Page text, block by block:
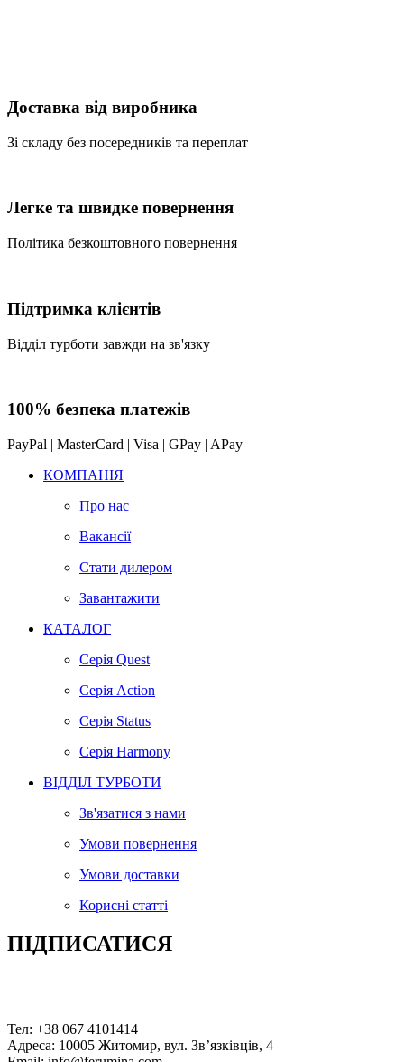
Доставка від виробника
Зі складу без посередників та переплат
Легке та швидке повернення
Політика безкоштовного повернення
Підтримка клієнтів
Відділ турботи завжди на зв'язку
100% безпека платежів
PayPal | MasterCard | Visa | GPay | APay
КОМПАНІЯ
Про нас
Вакансії
Стати дилером
Завантажити
КАТАЛОГ
Серія Quest
Серія Action
Серія Status
Серія Harmony
ВІДДІЛ ТУРБОТИ
Зв'язатися з нами
Умови повернення
Умови доставки
Корисні статті
ПІДПИСАТИСЯ
Тел: +38 067 4101414
Адреса: 10005 Житомир, вул. Звʼязківців, 4